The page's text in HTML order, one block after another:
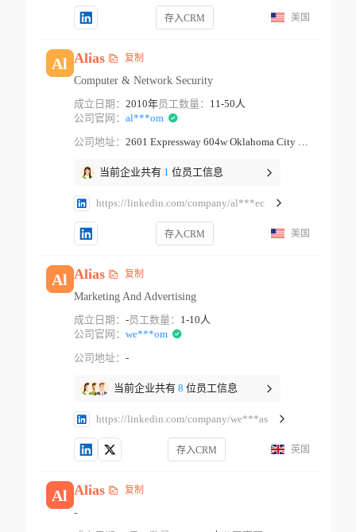
存入CRM 美国
Al Alias 复制
Computer & Network Security
成立日期： 2010年员工数量： 11-50人
公司官网： al***om
公司地址：
2601 Expressway 604w Oklahoma City Oklahoma
当前企业共有 1 位员工信息
https://linkedin.com/company/al***ec
存入CRM 美国
Al Alias 复制
Marketing And Advertising
成立日期： -员工数量： 1-10人
公司官网： we***om
公司地址： -
当前企业共有 8 位员工信息
https://linkedin.com/company/we***as
存入CRM 英国
Al Alias 复制
-